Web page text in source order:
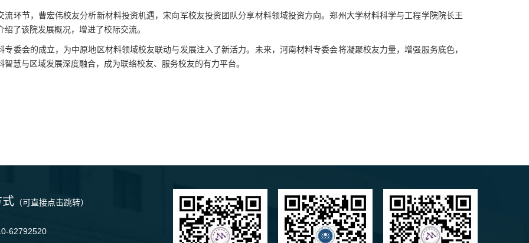
流环节，曹宏伟校友分析新材料投资机遇，宋向军校友投资团队分享材料领域投资方向。郑州大学材料科学与工程学院院长王
绍了该院发展概况，增进了校际交流。
专委会的成立，为中原地区材料领域校友联动与发展注入了新活力。未来，河南材料专委会将凝聚校友力量，增强服务底色，
智慧与区域发展深度融合，成为联络校友、服务校友的有力平台。
式 （可直接点击跳转）
62792520